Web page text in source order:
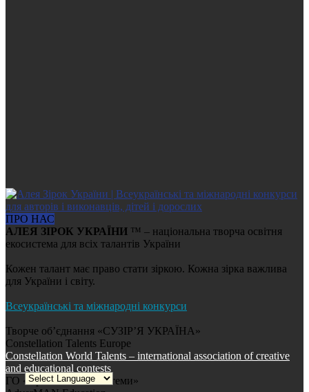
ПРО НАС
АЛЕЯ ЗІРОК УКРАЇНИ ™ – національна творча освітня
екосистема для всіх талантів України
Кожен талант має право стати зіркою. Кожна зірка важлива
для України і світу.
Всеукраїнські та міжнародні конкурси
Творче об’єднання «СУЗІР’Я УКРАЇНА»
Constellation Talents Europe
Constellation World Talents – international association of creative
and educational contests
ГО «Креативні екосистеми»